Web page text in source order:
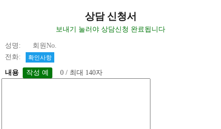
상담 신청서
보내기 눌러야 상담신청 완료됩니다
성명: 회원No.
전화:
확인사항
내용 0 / 최대 140자